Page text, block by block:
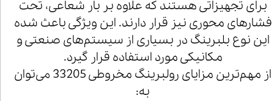
برای تجهیزاتی هستند که علاوه بر بار شعاعی، تحت
فشارهای محوری نیز قرار دارند. این ویژگی باعث شده
این نوع بلبرینگ در بسیاری از سیستم‌های صنعتی و
مکانیکی مورد استفاده قرار گیرد.
از مهم‌ترین مزایای رولبرینگ مخروطی 33205 می‌توان
به: